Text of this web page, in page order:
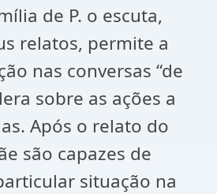
P. o escuta,
relatos, permite a
nas conversas “de
sobre as ações a
Após o relato do
são capazes de
situação na